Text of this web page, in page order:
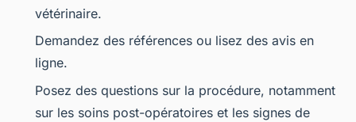
vétérinaire.
Demandez des références ou lisez des avis en
ligne.
Posez des questions sur la procédure, notamment
sur les soins post-opératoires et les signes de